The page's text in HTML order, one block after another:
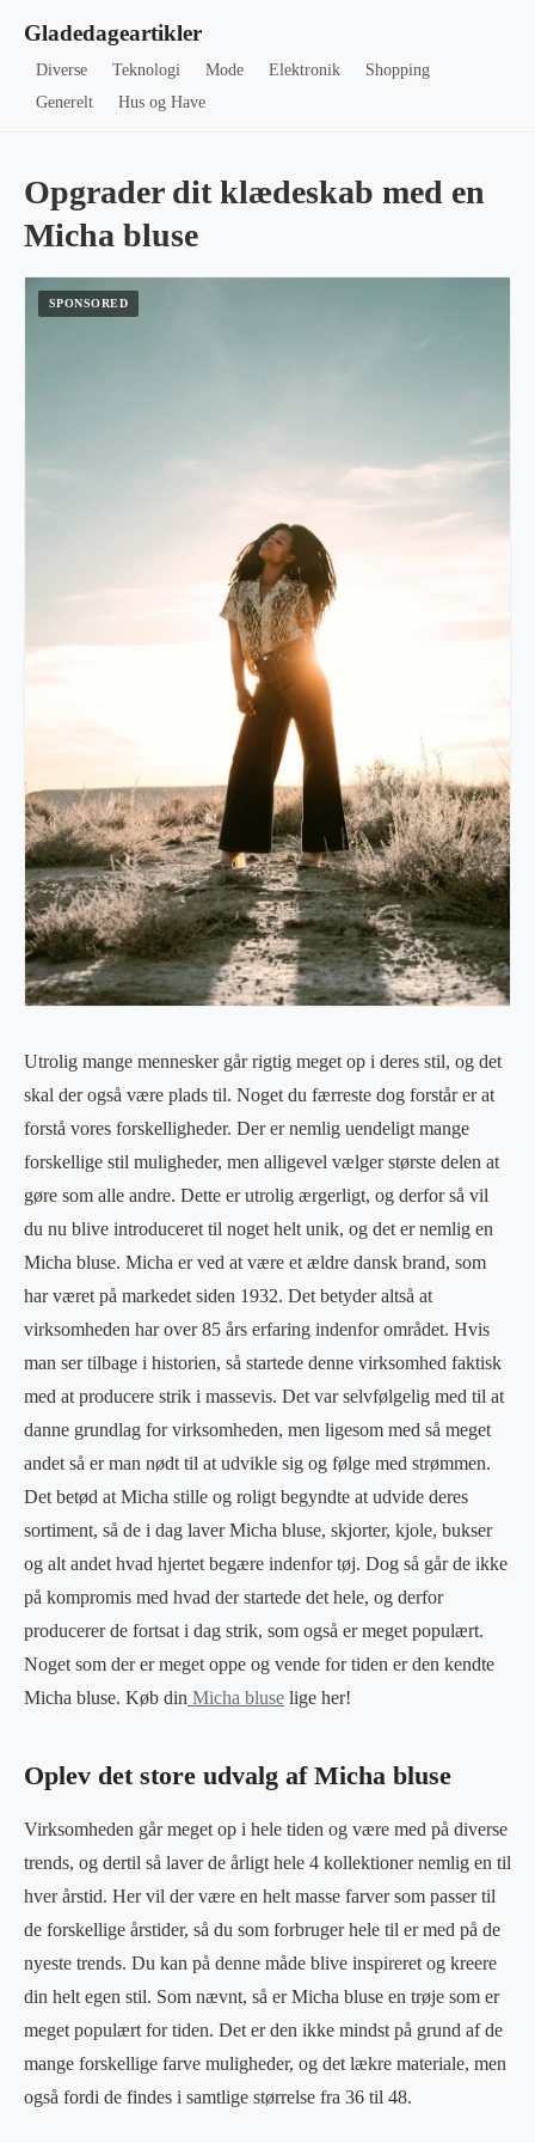
Gladedageartikler
Diverse Teknologi Mode Elektronik
Shopping
Generelt
Hus og Have
Opgrader dit klædeskab med en
Micha bluse
Utrolig mange mennesker går rigtig meget op i deres stil, og det
skal der også være plads til. Noget du færreste dog forstår er at
forstå vores forskelligheder. Der er nemlig uendeligt mange
forskellige stil muligheder, men alligevel vælger største delen at
gøre som alle andre. Dette er utrolig ærgerligt, og derfor så vil
du nu blive introduceret til noget helt unik, og det er nemlig en
Micha bluse. Micha er ved at være et ældre dansk brand, som
har været på markedet siden 1932. Det betyder altså at
virksomheden har over 85 års erfaring indenfor området. Hvis
man ser tilbage i historien, så startede denne virksomhed faktisk
med at producere strik i massevis. Det var selvfølgelig med til at
danne grundlag for virksomheden, men ligesom med så meget
andet så er man nødt til at udvikle sig og følge med strømmen.
Det betød at Micha stille og roligt begyndte at udvide deres
sortiment, så de i dag laver Micha bluse, skjorter, kjole, bukser
og alt andet hvad hjertet begære indenfor tøj. Dog så går de ikke
på kompromis med hvad der startede det hele, og derfor
producerer de fortsat i dag strik, som også er meget populært.
Noget som der er meget oppe og vende for tiden er den kendte
Micha bluse. Køb din Micha bluse lige her!
Oplev det store udvalg af Micha bluse
Virksomheden går meget op i hele tiden og være med på diverse
trends, og dertil så laver de årligt hele 4 kollektioner nemlig en til
hver årstid. Her vil der være en helt masse farver som passer til
de forskellige årstider, så du som forbruger hele til er med på de
nyeste trends. Du kan på denne måde blive inspireret og kreere
din helt egen stil. Som nævnt, så er Micha bluse en trøje som er
meget populært for tiden. Det er den ikke mindst på grund af de
mange forskellige farve muligheder, og det lækre materiale, men
også fordi de findes i samtlige størrelse fra 36 til 48.